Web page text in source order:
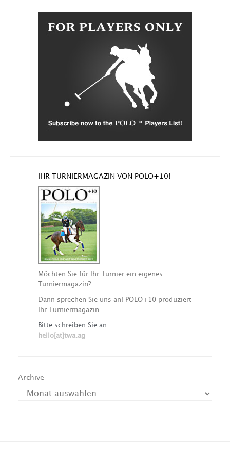
IHR TURNIERMAGAZIN VON POLO+10!
Möchten Sie für Ihr Turnier ein eigenes
Turniermagazin?
Dann sprechen Sie uns an! POLO+10 produziert
Ihr Turniermagazin.
Bitte schreiben Sie an
hello[at]twa.ag
Archive